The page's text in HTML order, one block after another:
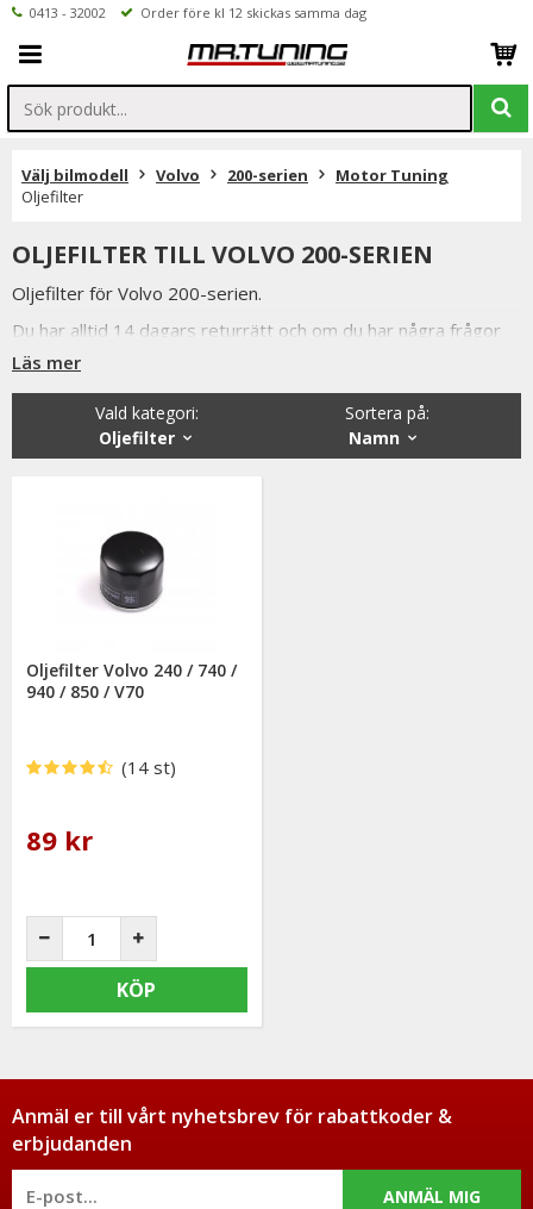
0413 - 32002 Order före kl 12 skickas samma dag
Välj bilmodell Volvo 200-serien
Motor Tuning
Oljefilter
OLJEFILTER TILL VOLVO 200-SERIEN
Oljefilter för Volvo 200-serien.
Du har alltid 14 dagars returrätt och om du har några frågor
får du gärna kontakta oss då vi själva har ett brinnande
funderingar. På vardagar mellan 09 - 16 kan ni nå oss via
telefon: 0413-32002. Ni når oss även via
mail: info@mrtuning.se
Läs mer
Sortera på:
Namn
Vald kategori:
Oljefilter
Oljefilter Volvo 240 / 740 /
940 / 850 / V70
(14 st)
89 kr
KÖP
Anmäl er till vårt nyhetsbrev för rabattkoder &
erbjudanden
ANMÄL MIG